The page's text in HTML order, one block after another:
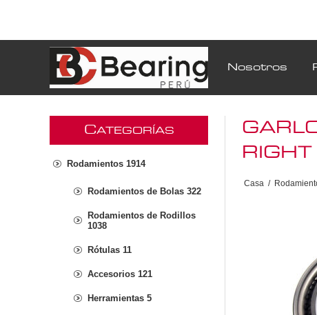
Nosotros
RIGHT
Casa /
CATEGORÍAS
Rodamientos 1914
Rodamientos de Bolas 322
Rodamientos de Rodillos
1038
Rótulas 11
Accesorios 121
Herramientas 5